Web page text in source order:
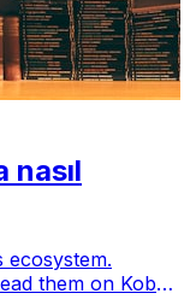
nasıl
them on Kobo,